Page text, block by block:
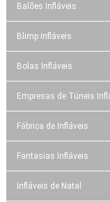
Balões Infláveis
Blimp infláveis
Bolas Infláveis
Empresas de Túneis
Fábrica de Infláveis
Fantasias Infláveis
Infláveis de Natal